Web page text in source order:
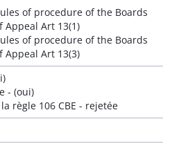
of procedure of the Boards
Appeal Art 13(1)
of procedure of the Boards
Appeal Art 13(3)
- (oui)
règle 106 CBE - rejetée